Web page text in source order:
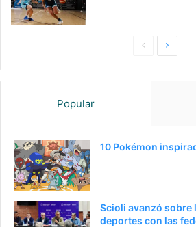
g
e
g
p
Popular
10 Pokémon
Scioli avanzó sobre
deportes con las